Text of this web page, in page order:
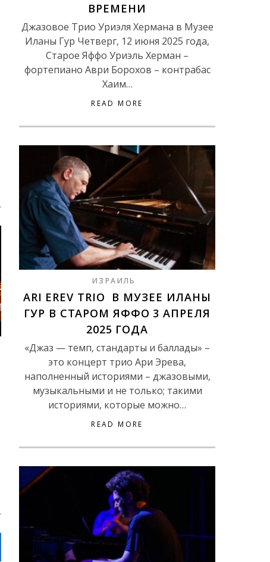
ВРЕМЕНИ
Джазовое Трио Уриэля Хермана в Музее
Иланы Гур Четверг, 12 июня 2025 года,
Старое Яффо Уриэль Херман –
фортепиано Аври Борохов – контрабас
Хаим…
READ MORE
ИЗРАИЛЬ
ARI EREV TRIO В МУЗЕЕ ИЛАНЫ
ГУР В СТАРОМ ЯФФО 3 АПРЕЛЯ
2025 ГОДА
«Джаз — темп, стандарты и баллады» –
это концерт трио Ари Эрева,
наполненный историями – джазовыми,
музыкальными и не только; такими
историями, которые можно…
READ MORE